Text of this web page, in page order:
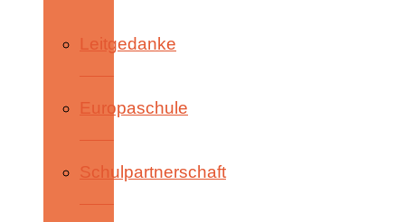
Leitgedanke
Europaschule
Schulpartnerschaft